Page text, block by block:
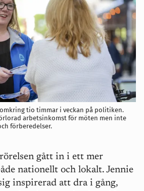
omkring tio timmar i veckan på politiken.
arbetsinkomst för möten men inte
förberedelser.
gått in i ett mer
nationellt och lokalt. Jennie
inspirerad att dra i gång,